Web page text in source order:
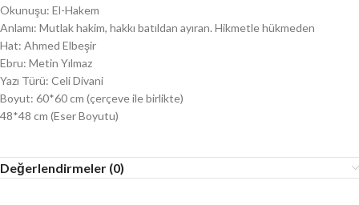
Okunuşu: El-Hakem
Anlamı: Mutlak hakim, hakkı batıldan ayıran. Hikmetle hükmeden
Hat: Ahmed Elbeşir
Ebru: Metin Yılmaz
Yazı Türü: Celi Divani
Boyut: 60*60 cm (çerçeve ile birlikte)
48*48 cm (Eser Boyutu)
Değerlendirmeler (0)